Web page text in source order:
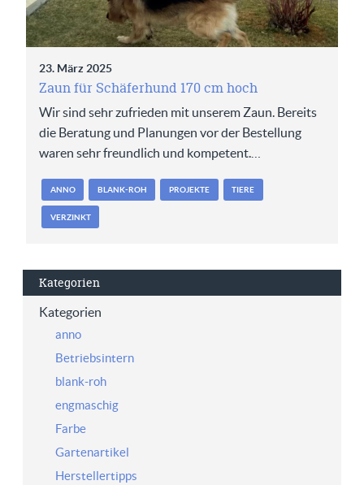
23. März 2025
Zaun für Schäferhund 170 cm hoch
Wir sind sehr zufrieden mit unserem Zaun. Bereits
die Beratung und Planungen vor der Bestellung
waren sehr freundlich und kompetent.…
ANNO BLANK-ROH PROJEKTE TIERE
VERZINKT
Kategorien
Kategorien
anno
Betriebsintern
blank-roh
engmaschig
Farbe
Gartenartikel
Herstellertipps